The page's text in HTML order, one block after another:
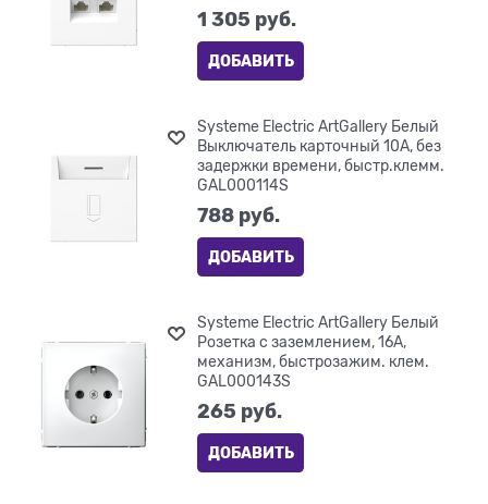
1 305 руб.
ДОБАВИТЬ
Systeme Electric ArtGallery Белый
Выключатель карточный 10А, без
задержки времени, быстр.клемм.
GAL000114S
788 руб.
ДОБАВИТЬ
Systeme Electric ArtGallery Белый
Розетка с заземлением, 16А,
механизм, быстрозажим. клем.
GAL000143S
265 руб.
ДОБАВИТЬ